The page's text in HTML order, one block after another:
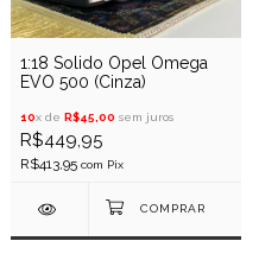
1:18 Solido Opel Omega
EVO 500 (Cinza)
10x de R$45,00 sem juros
R$449,95
R$413,95 com Pix